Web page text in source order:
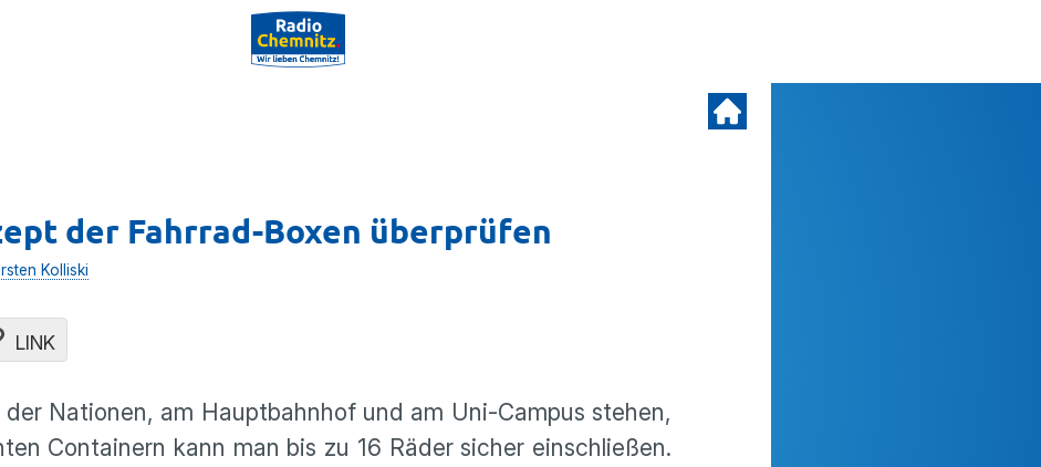
der Fahrrad-Boxen überprüfen
Kolliski
LINK
Nationen, am Hauptbahnhof und am Uni-Campus stehen,
Containern kann man bis zu 16 Räder sicher einschließen.